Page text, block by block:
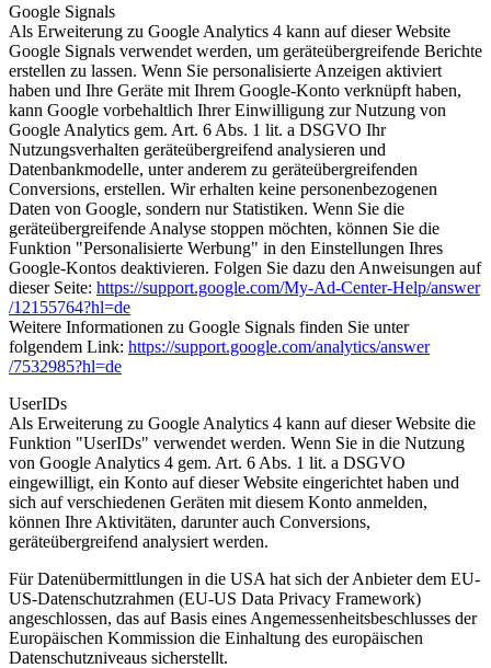
Google Signals
Als Erweiterung zu Google Analytics 4 kann auf dieser Website
Google Signals verwendet werden, um geräteübergreifende Berichte
erstellen zu lassen. Wenn Sie personalisierte Anzeigen aktiviert
haben und Ihre Geräte mit Ihrem Google-Konto verknüpft haben,
kann Google vorbehaltlich Ihrer Einwilligung zur Nutzung von
Google Analytics gem. Art. 6 Abs. 1 lit. a DSGVO Ihr
Nutzungsverhalten geräteübergreifend analysieren und
Datenbankmodelle, unter anderem zu geräteübergreifenden
Conversions, erstellen. Wir erhalten keine personenbezogenen
Daten von Google, sondern nur Statistiken. Wenn Sie die
geräteübergreifende Analyse stoppen möchten, können Sie die
Funktion "Personalisierte Werbung" in den Einstellungen Ihres
Google-Kontos deaktivieren. Folgen Sie dazu den Anweisungen auf
dieser Seite: https://support.google.com/My-Ad-Center-Help/answer
/12155764?hl=de
Weitere Informationen zu Google Signals finden Sie unter
folgendem Link: https://support.google.com/analytics/answer
/7532985?hl=de
UserIDs
Als Erweiterung zu Google Analytics 4 kann auf dieser Website die
Funktion "UserIDs" verwendet werden. Wenn Sie in die Nutzung
von Google Analytics 4 gem. Art. 6 Abs. 1 lit. a DSGVO
eingewilligt, ein Konto auf dieser Website eingerichtet haben und
sich auf verschiedenen Geräten mit diesem Konto anmelden,
können Ihre Aktivitäten, darunter auch Conversions,
geräteübergreifend analysiert werden.
Für Datenübermittlungen in die USA hat sich der Anbieter dem EU-
US-Datenschutzrahmen (EU-US Data Privacy Framework)
angeschlossen, das auf Basis eines Angemessenheitsbeschlusses der
Europäischen Kommission die Einhaltung des europäischen
Datenschutzniveaus sicherstellt.